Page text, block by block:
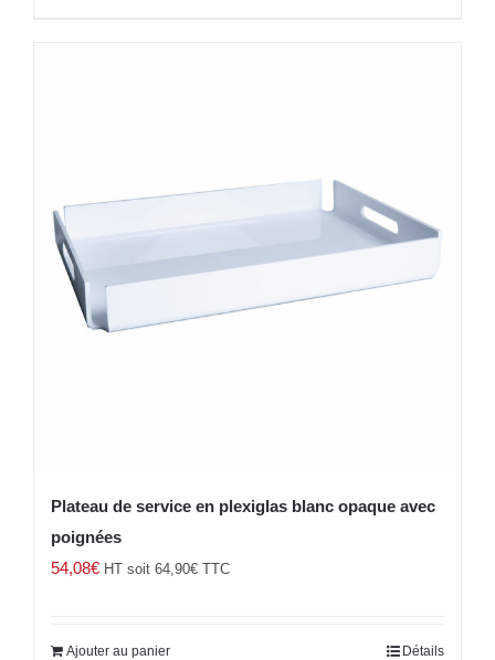
Plateau de service en plexiglas blanc opaque avec
poignées
54,08€ HT soit 64,90€ TTC
Ajouter au panier Détails